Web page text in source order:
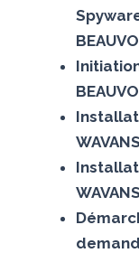
WAVANS
WAVANS